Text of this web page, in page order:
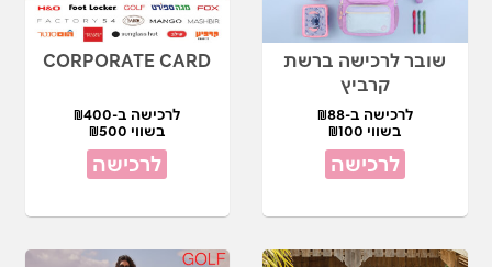
שובר לרכישה ברשת
קרביץ
לרכישה ב-₪88
בשווי ₪100
לרכישה
CORPORATE CARD
לרכישה ב-₪400
בשווי ₪500
לרכישה